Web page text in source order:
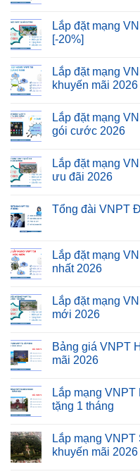
Lắp đặt mạng
[-20%]
Lắp đặt mạng
khuyến mãi 2026
Lắp đặt mạng
gói cước 2026
Lắp đặt mạng
ưu đãi 2026
Tổng đài VNPT
Lắp đặt mạng
nhất 2026
Lắp đặt mạng
mới 2026
Bảng giá VNPT
mãi 2026
Lắp mạng
tặng 1 tháng
Lắp mạng
khuyến mãi 2026